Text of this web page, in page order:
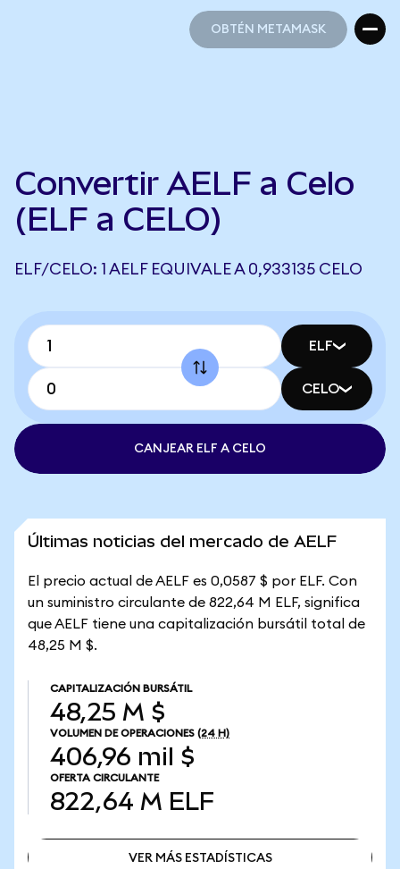
OBTÉN METAMASK
Convertir AELF a Celo
(ELF a CELO)
ELF/CELO: 1 AELF EQUIVALE A 0,933135 CELO
ELF
CELO
CANJEAR ELF A CELO
Últimas noticias del mercado de AELF
El precio actual de AELF es 0,0587 $ por ELF. Con
un suministro circulante de 822,64 M ELF, significa
que AELF tiene una capitalización bursátil total de
48,25 M $.
CAPITALIZACIÓN BURSÁTIL
48,25 M $
VOLUMEN DE OPERACIONES (24 H)
406,96 mil $
OFERTA CIRCULANTE
822,64 M ELF
VER MÁS ESTADÍSTICAS